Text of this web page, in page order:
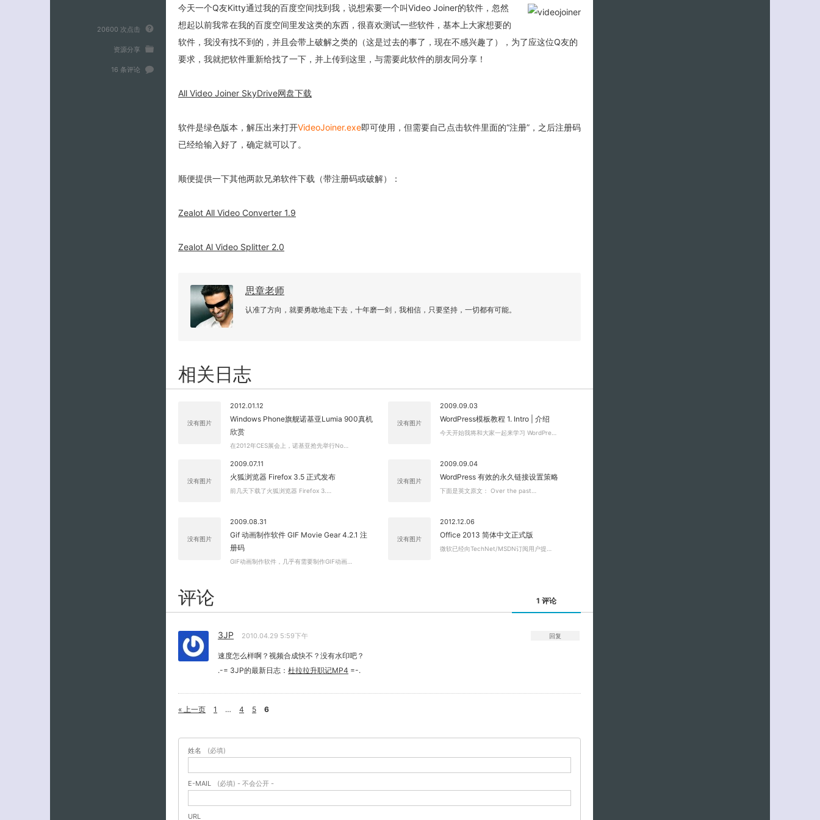
20600 次点击
资源分享
16 条评论
今天一个Q友Kitty通过我的百度空间找到我，说想索要一个叫Video Joiner的软件，忽然
想起以前我常在我的百度空间里发这类的东西，很喜欢测试一些软件，基本上大家想要的
软件，我没有找不到的，并且会带上破解之类的（这是过去的事了，现在不感兴趣了），为了应这位Q友的
要求，我就把软件重新给找了一下，并上传到这里，与需要此软件的朋友同分享！
All Video Joiner SkyDrive网盘下载
软件是绿色版本，解压出来打开VideoJoiner.exe即可使用，但需要自己点击软件里面的“注册”，之后注册码
已经给输入好了，确定就可以了。
顺便提供一下其他两款兄弟软件下载（带注册码或破解）：
Zealot All Video Converter 1.9
Zealot Al Video Splitter 2.0
思章老师
认准了方向，就要勇敢地走下去，十年磨一剑，我相信，只要坚持，一切都有可能。
相关日志
没有图片
2012.01.12
Windows Phone旗舰诺基亚Lumia 900真机
欣赏
在2012年CES展会上，诺基亚抢先举行No…
没有图片
2009.09.03
WordPress模板教程 1. Intro | 介绍
今天开始我将和大家一起来学习 WordPre…
没有图片
2009.07.11
火狐浏览器 Firefox 3.5 正式发布
前几天下载了火狐浏览器 Firefox 3.…
没有图片
2009.09.04
WordPress 有效的永久链接设置策略
下面是英文原文： Over the past…
没有图片
2009.08.31
Gif 动画制作软件 GIF Movie Gear 4.2.1 注
册码
GIF动画制作软件，几乎有需要制作GIF动画…
没有图片
2012.12.06
Office 2013 简体中文正式版
微软已经向TechNet/MSDN订阅用户提…
评论 1 评论
3JP 2010.04.29 5:59下午
速度怎么样啊？视频合成快不？没有水印吧？
.-= 3JP的最新日志： 杜拉拉升职记MP4 =-.
回复
« 上一页 1 … 4 5 6
姓名 (必填)
E-MAIL (必填) - 不会公开 -
URL